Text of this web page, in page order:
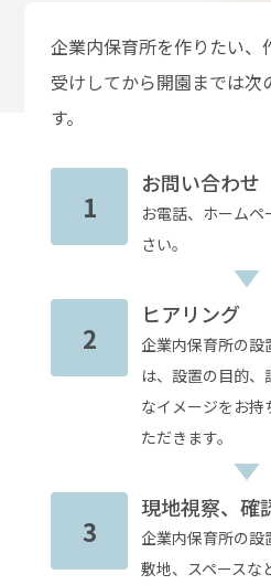
企業内保育所を作りたい、
受けしてから開園までは次
す。
1
お問い合わせ
お電話、ホーム
さい。
2
ヒアリング
企業内保育所の設
は、設置の目的、
なイメージをお持
ただきます。
3
現地視察、確
企業内保育所の設
敷地、スペースな